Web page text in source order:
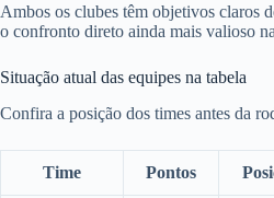
Ambos os clubes têm objetivos claros
o confronto direto ainda mais valioso
Situação atual das equipes na tabela
Confira a posição dos times antes da
Time Pontos